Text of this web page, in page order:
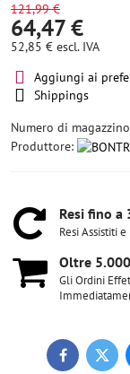
121,99 €
64,47 €
52,85 € escl. IVA
Aggiungi ai
Shippings
Numero di
Produttore:
Resi fino a
Resi Assistiti
Oltre
Gli Ordini
Facebook